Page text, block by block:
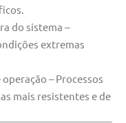
do sistema –
extremas
– Processos
mais resistentes e de